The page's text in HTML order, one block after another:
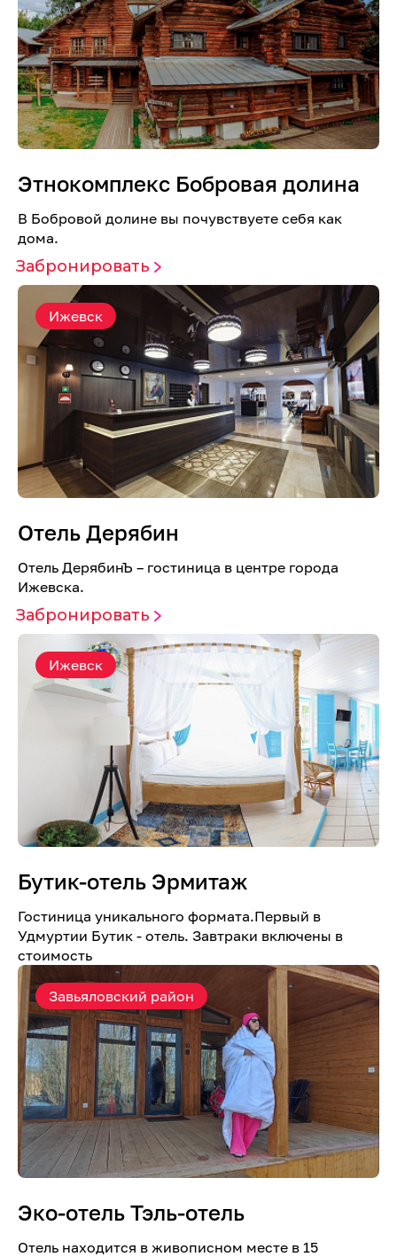
Этнокомплекс Бобровая долина
В Бобровой долине вы почувствуете себя как
дома.
Забронировать
Ижевск
Отель Дерябин
Отель ДерябинЪ – гостиница в центре города
Ижевска.
Забронировать
Ижевск
Бутик-отель Эрмитаж
Гостиница уникального формата.Первый в
Удмуртии Бутик - отель. Завтраки включены в
стоимость
Завьяловский район
Эко-отель Тэль-отель
Отель находится в живописном месте в 15